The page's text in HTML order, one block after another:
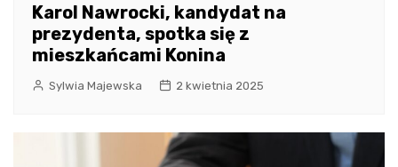
Karol Nawrocki, kandydat na
prezydenta, spotka się z
mieszkańcami Konina
Sylwia Majewska 2 kwietnia 2025